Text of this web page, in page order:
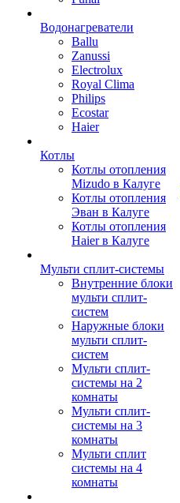
Водонагреватели
Ballu
Zanussi
Electrolux
Royal Clima
Philips
Ecostar
Haier
Котлы
Котлы отопления
Mizudo в Калуге
Котлы отопления
Эван в Калуге
Котлы отопления
Haier в Калуге
Мульти сплит-системы
Внутренние блоки
мульти сплит-
систем
Наружные блоки
мульти сплит-
систем
Мульти сплит-
системы на 2
комнаты
Мульти сплит-
системы на 3
комнаты
Мульти сплит
системы на 4
комнаты